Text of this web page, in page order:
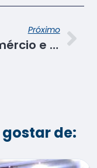
Próximo
Fecomércio e Senac participam da entrega de cartões do Banese para jovens do Programa Primeiro Emprego
de: